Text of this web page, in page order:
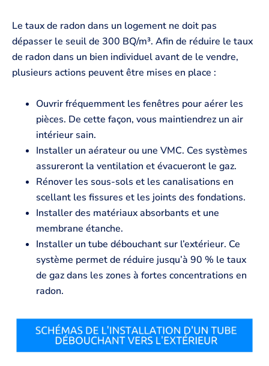
Le taux de radon dans un logement ne doit pas
dépasser le seuil de 300 BQ/m³. Afin de réduire le taux
de radon dans un bien individuel avant de le vendre,
plusieurs actions peuvent être mises en place :
Ouvrir fréquemment les fenêtres pour aérer les
pièces. De cette façon, vous maintiendrez un air
intérieur sain.
Installer un aérateur ou une VMC. Ces systèmes
assureront la ventilation et évacueront le gaz.
Rénover les sous-sols et les canalisations en
scellant les fissures et les joints des fondations.
Installer des matériaux absorbants et une
membrane étanche.
Installer un tube débouchant sur l’extérieur. Ce
système permet de réduire jusqu’à 90 % le taux
de gaz dans les zones à fortes concentrations en
radon.